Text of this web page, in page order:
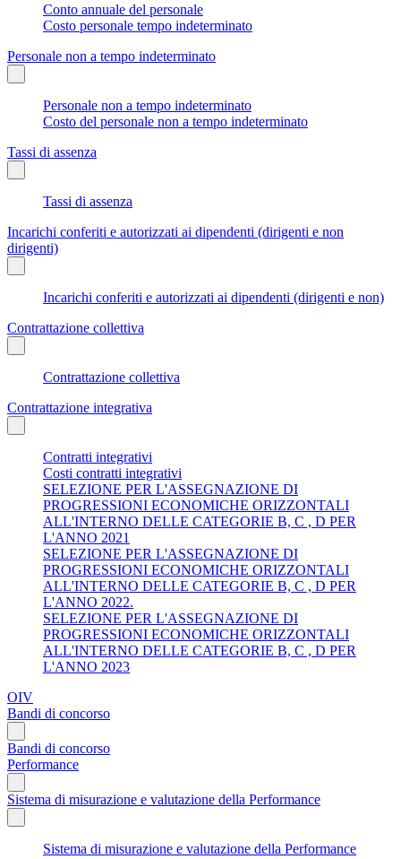
Conto annuale del personale
Costo personale tempo indeterminato
Personale non a tempo indeterminato
Personale non a tempo indeterminato
Costo del personale non a tempo indeterminato
Tassi di assenza
Tassi di assenza
Incarichi conferiti e autorizzati ai dipendenti (dirigenti e non
dirigenti)
Incarichi conferiti e autorizzati ai dipendenti (dirigenti e non)
Contrattazione collettiva
Contrattazione collettiva
Contrattazione integrativa
Contratti integrativi
Costi contratti integrativi
SELEZIONE PER L'ASSEGNAZIONE DI
PROGRESSIONI ECONOMICHE ORIZZONTALI
ALL'INTERNO DELLE CATEGORIE B, C , D PER
L'ANNO 2021
SELEZIONE PER L'ASSEGNAZIONE DI
PROGRESSIONI ECONOMICHE ORIZZONTALI
ALL'INTERNO DELLE CATEGORIE B, C , D PER
L'ANNO 2022.
SELEZIONE PER L'ASSEGNAZIONE DI
PROGRESSIONI ECONOMICHE ORIZZONTALI
ALL'INTERNO DELLE CATEGORIE B, C , D PER
L'ANNO 2023
OIV
Bandi di concorso
Bandi di concorso
Performance
Sistema di misurazione e valutazione della Performance
Sistema di misurazione e valutazione della Performance